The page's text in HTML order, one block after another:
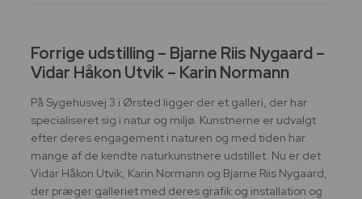
Forrige udstilling – Bjarne Riis Nygaard –
Vidar Håkon Utvik – Karin Normann
På Sygehusvej 3 i Ørsted ligger der et galleri, der har
specialiseret sig i natur og miljø. Kunstnerne er udvalgt
efter deres engagement i naturen og med tiden har
mange af de kendte naturkunstnere udstillet. Nu er det
Vidar Håkon Utvik, Karin Normann og Bjarne Riis Nygaard,
der præger galleriet med deres grafik og installation og